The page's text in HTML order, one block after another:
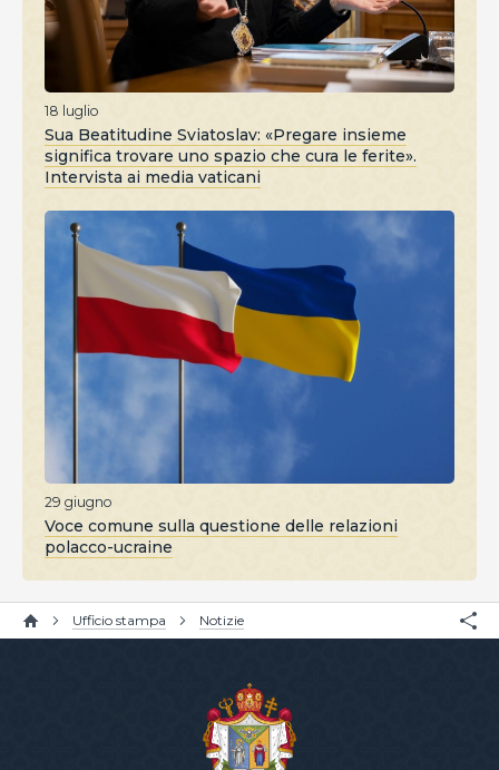
18 luglio
Sua Beatitudine Sviatoslav: «Pregare insieme
significa trovare uno spazio che cura le ferite».
Intervista ai media vaticani
29 giugno
Voce comune sulla questione delle relazioni
polacco-ucraine
Ufficio stampa Notizie